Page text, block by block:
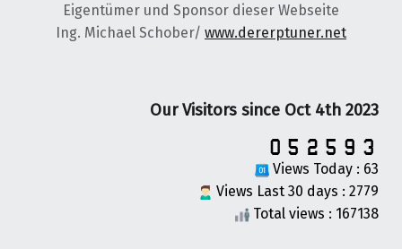
Eigentümer und Sponsor dieser Webseite
Ing. Michael Schober/ www.dererptuner.net
Our Visitors since Oct 4th 2023
Views Today : 63
Views Last 30 days : 2779
Total views : 167138